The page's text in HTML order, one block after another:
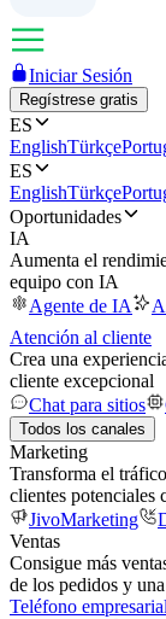
Iniciar Sesión
Regístrese gratis
ES
EnglishTürkçe
ES
EnglishTürkçe
Oportunidades
IA
Aumenta el
equipo con IA
Agente de IA
Atención al cliente
Crea una
cliente excepcional
Chat para sitios
Todos los canales
Marketing
Transforma el
clientes potenciales
JivoMarketing
Ventas
Consigue más
de los pedidos y
Teléfono